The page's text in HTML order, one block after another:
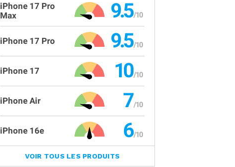
iPhone 17 Pro
Max
9.5
iPhone 17 Pro 9.5
iPhone 17 10
iPhone Air 7
iPhone 16e 6
VOIR TOUS LES PRODUITS